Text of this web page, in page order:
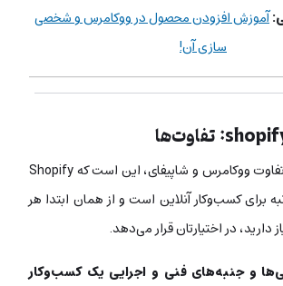
آموزش افزودن محصول در ووکامرس و شخصی
سازی آن!
اولین و مهم‌ترین تفاوت ووکامرس و شاپیفای، این است که Shopify
برای کسب‌وکار آنلاین است و از همان ابتدا هر
دارید، در اختیارتان قرار می‌دهد.
و جنبه‌های فنی و اجرایی یک کسب‌وکار